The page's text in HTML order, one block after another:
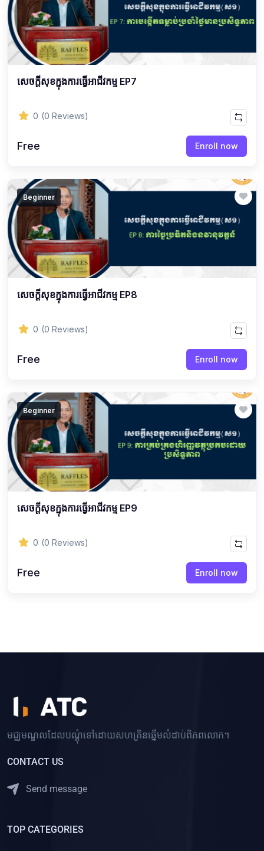
សេចក្ដីសុខក្នុងការធ្វើអាជីវកម្ម EP7
0 (0 Reviews)
Free Enroll now
Beginner
សេចក្ដីសុខក្នុងការធ្វើអាជីវកម្ម EP8
0 (0 Reviews)
Free Enroll now
Beginner
សេចក្ដីសុខក្នុងការធ្វើអាជីវកម្ម EP9
0 (0 Reviews)
Free Enroll now
មជ្ឈមណ្ឌលដែលបណ្ដុំទៅដោយសហគ្រិនឆ្នើមលំដាប់ពិភពលោក។
CONTACT US
Send message
TOP CATEGORIES